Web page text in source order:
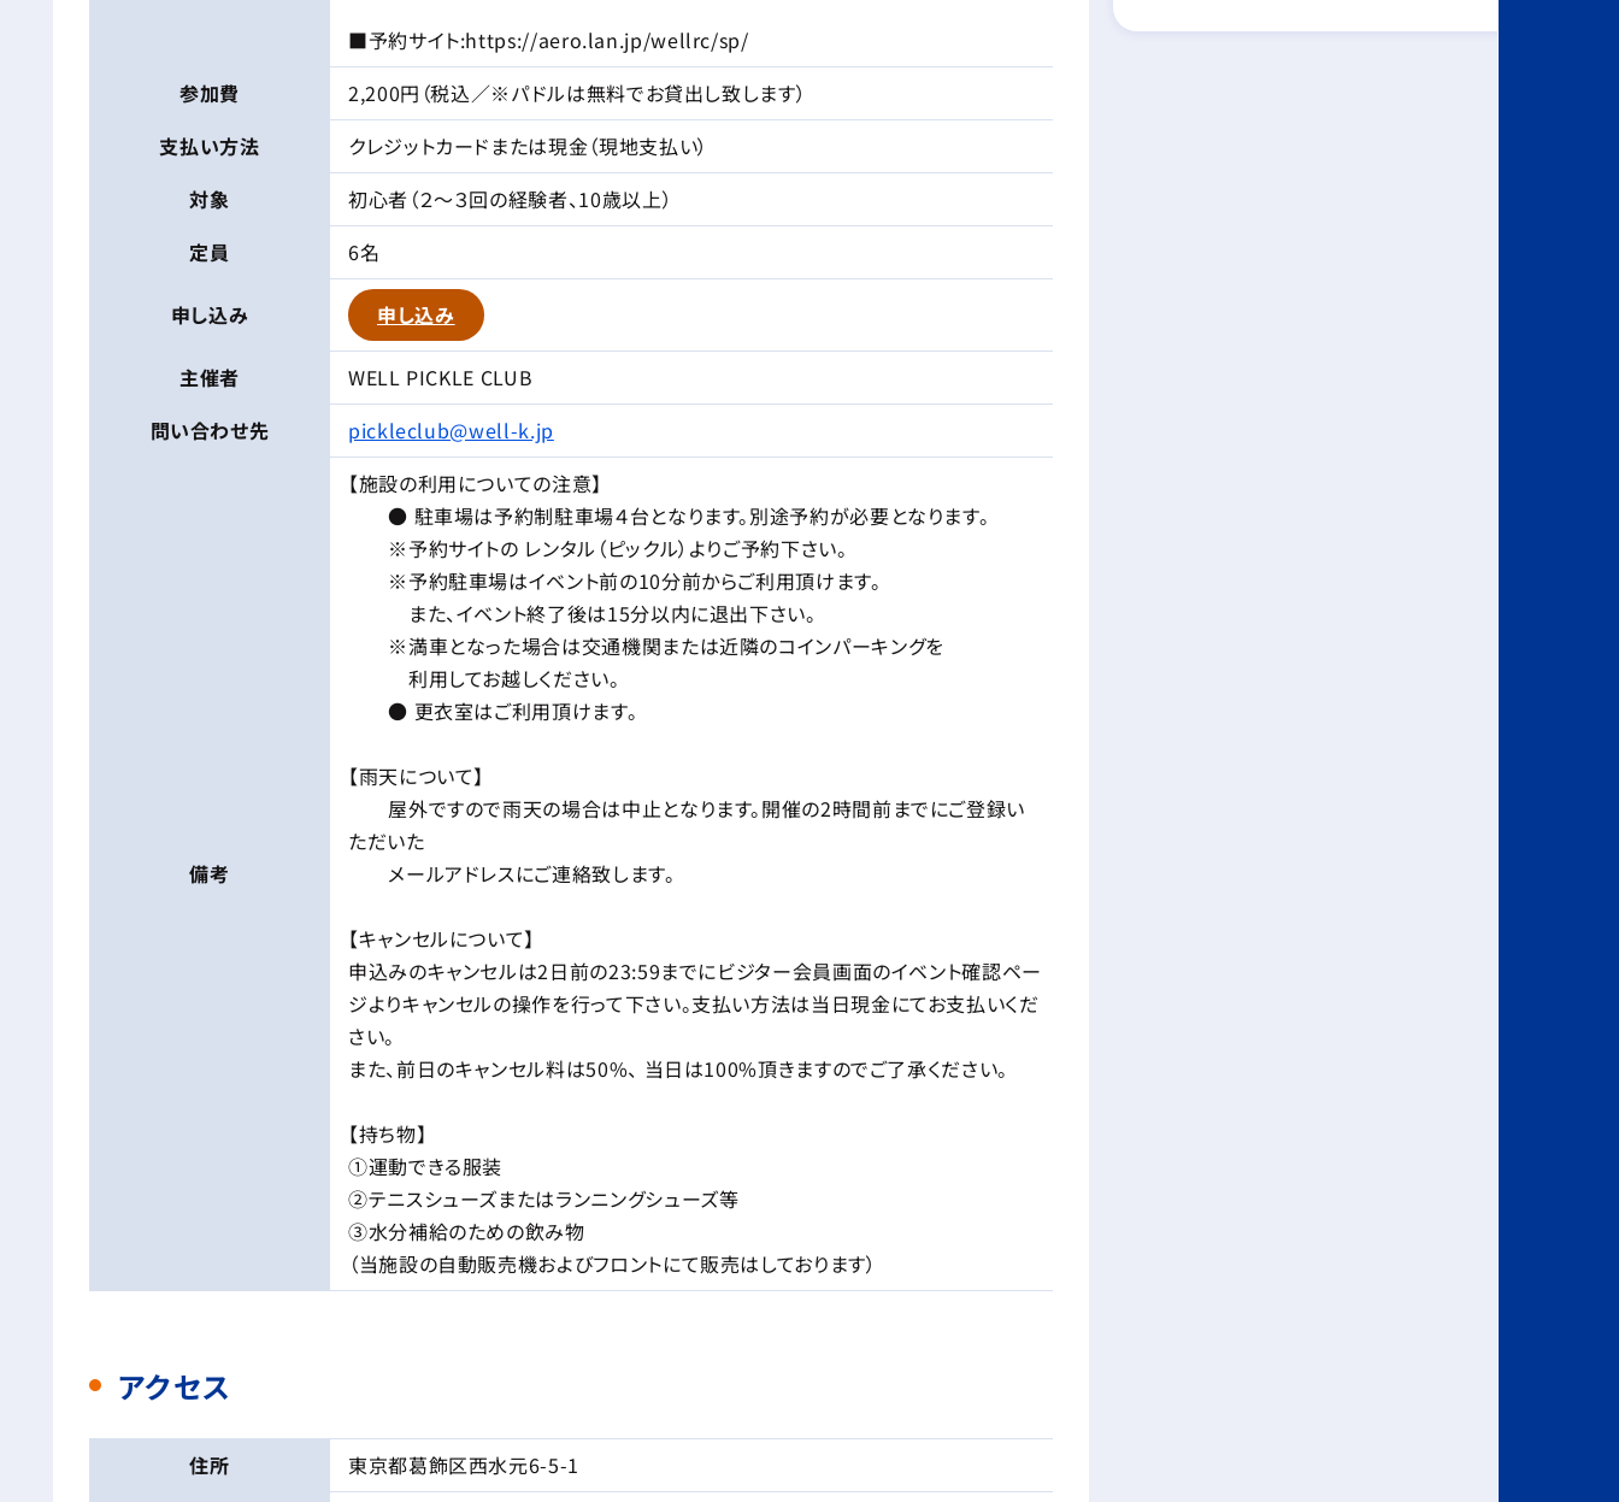
■予約サイト:https://aero.lan.jp/wellrc/sp/
参加費
2,200円（税込／※パドルは無料でお貸出し致します）
支払い方法
クレジットカードまたは現金（現地支払い）
対象
初心者（２～３回の経験者、10歳以上）
定員
6名
申し込み 申し込み
主催者
WELL PICKLE CLUB
問い合わせ先
pickleclub@well-k.jp
備考
【施設の利用についての注意】
● 駐車場は予約制駐車場４台となります。別途予約が必要となります。
※予約サイトの レンタル（ピックル）よりご予約下さい。
※予約駐車場はイベント前の10分前からご利用頂けます。
また、イベント終了後は15分以内に退出下さい。
※満車となった場合は交通機関または近隣のコインパーキングを
利用してお越しください。
● 更衣室はご利用頂けます。
【雨天について】
屋外ですので雨天の場合は中止となります。開催の2時間前までにご登録い
ただいた
メールアドレスにご連絡致します。
【キャンセルについて】
申込みのキャンセルは2日前の23:59までにビジター会員画面のイベント確認ペー
ジよりキャンセルの操作を行って下さい。支払い方法は当日現金にてお支払いくだ
さい。
また、前日のキャンセル料は50%、 当日は100%頂きますのでご了承ください。
【持ち物】
①運動できる服装
②テニスシューズまたはランニングシューズ等
③水分補給のための飲み物
（当施設の自動販売機およびフロントにて販売はしております）
アクセス
住所
東京都葛飾区西水元6-5-1